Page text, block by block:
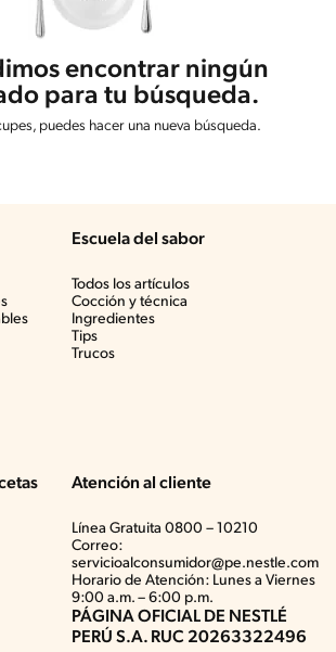
encontrar ningún
para tu búsqueda.
puedes hacer una nueva búsqueda.
Escuela del sabor
Todos los artículos
Cocción y técnica
Ingredientes
Tips
Trucos
Atención al cliente
Línea Gratuita 0800 – 10210
Correo:
servicioalconsumidor@pe.nestle.com
Horario de Atención: Lunes a Viernes
9:00 a.m. – 6:00 p.m.
PÁGINA OFICIAL DE NESTLÉ
PERÚ S.A. RUC 20263322496